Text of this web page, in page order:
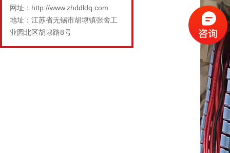
网址：http://www.zhddldq.com
地址：江苏省无锡市胡埭镇张舍工
业园北区胡埭路8号